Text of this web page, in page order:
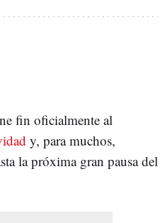
fin oficialmente al
y, para muchos,
la próxima gran pausa del